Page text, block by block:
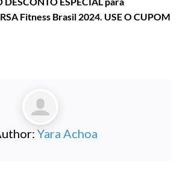
Fitness Brasil 2024. USE O CUPOM
Yara Achoa